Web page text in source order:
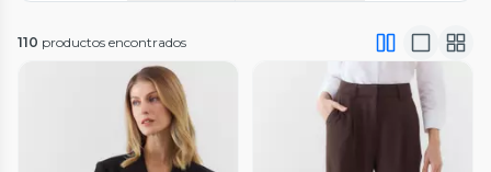
110 productos encontrados